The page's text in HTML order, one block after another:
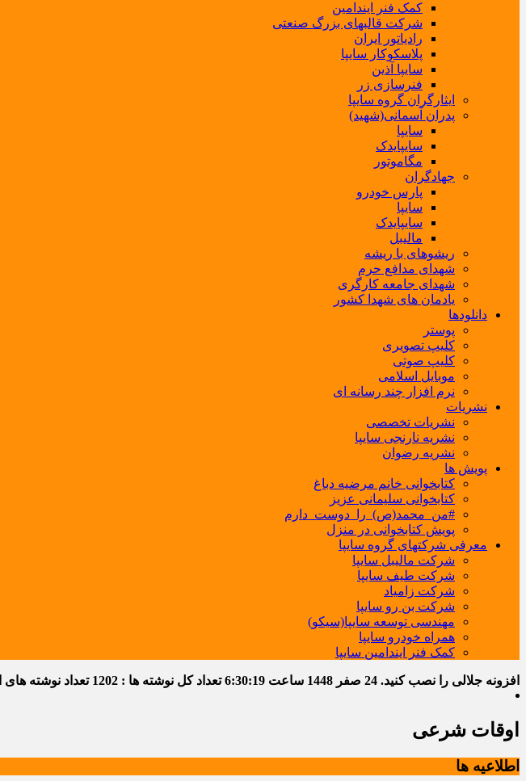
کمک فنر ایندامین
شرکت قالبهای بزرگ صنعتی
رادیاتور ایران
پلاسکوکار سایپا
سایپا آذین
فنرسازی زر
ایثارگران گروه سایپا
پدران آسمانی(شهید)
سایپا
سایپایدک
مگاموتور
جهادگران
پارس خودرو
سایپا
سایپایدک
مالیبل
ریشوهای با ریشه
شهدای مدافع حرم
شهدای جامعه کارگری
یادمان های شهدا کشور
دانلودها
پوستر
کلیپ تصویری
کلیپ صوتی
موبایل اسلامی
نرم افزار چند رسانه ای
نشریات
نشریات تخصصی
نشریه نارنجی سایپا
نشریه رضوان
پویش ها
کتابخوانی خانم مرضیه دباغ
کتابخوانی سلیمانی عزیز
#من_محمد(ص)_را_دوست_دارم
پویش کتابخوانی در منزل
معرفی شرکتهای گروه سایپا
شرکت مالیبل سایپا
شرکت طیف سایپا
شرکت زامیاد
شرکت بن رو سایپا
مهندسی توسعه سایپا(سیکو)
همراه خودرو سایپا
کمک فنر ایندامین سایپا
افزونه جلالی را نصب کنید. 24 صفر 1448 ساعت 6:30:20تعداد کل نوشته ها : 1202 تعداد نوشته های
اوقات شرعی
اطلاعیه ها